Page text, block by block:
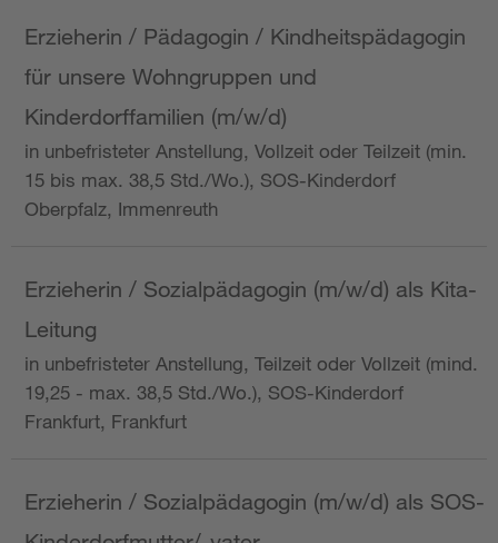
Erzieherin / Pädagogin / Kindheitspädagogin
für unsere Wohngruppen und
Kinderdorffamilien (m/w/d)
in unbefristeter Anstellung, Vollzeit oder Teilzeit (min.
15 bis max. 38,5 Std./Wo.), SOS-Kinderdorf
Oberpfalz, Immenreuth
Erzieherin / Sozialpädagogin (m/w/d) als Kita-
Leitung
in unbefristeter Anstellung, Teilzeit oder Vollzeit (mind.
19,25 - max. 38,5 Std./Wo.), SOS-Kinderdorf
Frankfurt, Frankfurt
Erzieherin / Sozialpädagogin (m/w/d) als SOS-